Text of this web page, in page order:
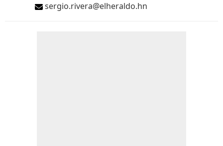
sergio.rivera@elheraldo.hn